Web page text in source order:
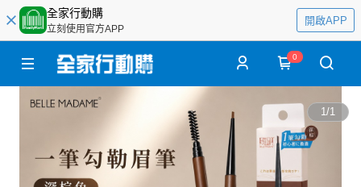
全家行動購
立刻使用官方APP
開啟APP
0
1/1